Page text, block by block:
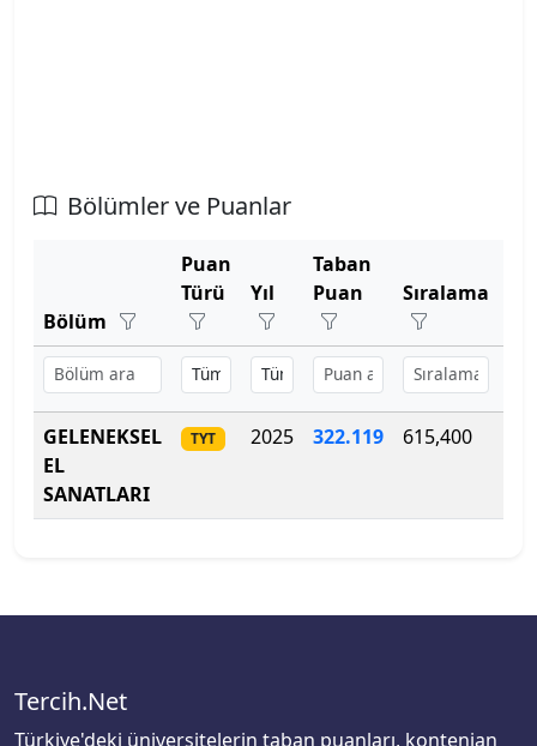
Aydın Adnan Menderes Üniversitesi
Azerbaycan Devlet Pedagoji Üniversitesi
Bahçeşehir Kıbrıs Üniversitesi
Bahçeşehir Üniversitesi
Balıkesir Üniversitesi
Bandırma Onyedi Eylül Üniversitesi
Başkent Üniversitesi
Bölümler ve Puanlar
Bölüm
Puan
Türü
Yıl
Taban
Puan
Sıralama
GELENEKSEL
EL
SANATLARI
TYT 2025 322.119 615,400
Tercih.Net
Türkiye'deki üniversitelerin taban puanları, kontenjan